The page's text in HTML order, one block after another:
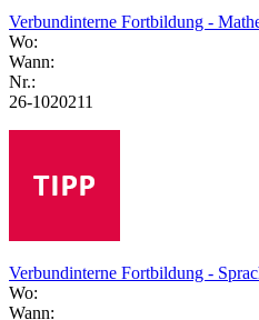
Verbundinterne Fortbildung -
Wo:
Wann:
Nr.:
26-1020211
Verbundinterne Fortbildung -
Wo:
Wann: